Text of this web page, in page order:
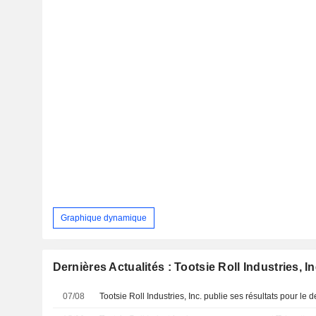
Graphique dynamique
Dernières Actualités : Tootsie Roll Industries,
07/08